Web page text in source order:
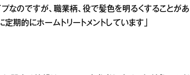
なのですが、職業柄、役で髪色を明るくすることがあ
期的にホームトリートメントしています」